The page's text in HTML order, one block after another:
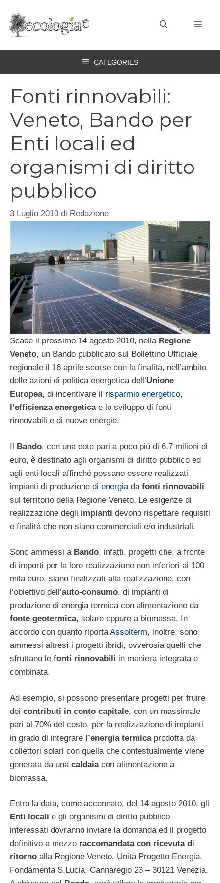
contenuto
CATEGORIES
Fonti rinnovabili:
Veneto, Bando per
Enti locali ed
organismi di diritto
pubblico
3 Luglio 2010 di Redazione
Scade il prossimo 14 agosto 2010, nella Regione
Veneto, un Bando pubblicato sul Bollettino Ufficiale
regionale il 16 aprile scorso con la finalità, nell’ambito
delle azioni di politica energetica dell’Unione
Europea, di incentivare il risparmio energetico,
l’efficienza energeticae lo sviluppo di fonti
rinnovabili e di nuove energie.
Il Bando, con una dote pari a poco più di 6,7 milioni di
euro, è destinato agli organismi di diritto pubblico ed
agli enti locali affinché possano essere realizzati
impianti di produzione di energiada fonti rinnovabili
sul territorio della Regione Veneto. Le esigenze di
realizzazione degli impianti devono rispettare requisiti
e finalità che non siano commerciali e/o industriali.
Sono ammessi a Bando, infatti, progetti che, a fronte
di importi per la loro realizzazione non inferiori ai 100
mila euro, siano finalizzati alla realizzazione, con
l’obiettivo dell’auto-consumo, di impianti di
produzione di energia termica con alimentazione da
fonte geotermica, solare oppure a biomassa. In
accordo con quanto riportaAssolterm, inoltre, sono
ammessi altresì i progetti ibridi, ovverosia quelli che
sfruttano le fonti rinnovabili in maniera integrata e
combinata.
Ad esempio, si possono presentare progetti per fruire
dei contributi in conto capitale, con un massimale
pari al 70% del costo, per la realizzazione di impianti
in grado di integrare l’energia termicaprodotta da
collettori solari con quella che contestualmente viene
generata da una caldaiacon alimentazione a
biomassa.
Entro la data, come accennato, del 14 agosto 2010, gli
Enti locali e gli organismi di diritto pubblico
interessati dovranno inviare la domanda ed il progetto
definitivo a mezzo raccomandata con ricevuta di
ritorno alla Regione Veneto, Unità Progetto Energia,
Fondamenta S.Lucia, Cannaregio 23 – 30121 Venezia.